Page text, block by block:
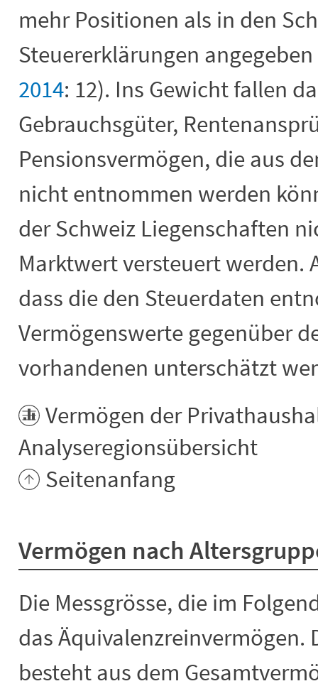
mehr Positionen als in den
Steuererklärungen
2014: 12). Ins Gewicht fallen
Gebrauchsgüter,
Pensionsvermögen, die aus
nicht entnommen werden
der Schweiz Liegenschaften
Marktwert versteuert werden.
dass die den Steuerdaten
Vermögenswerte gegenüber
vorhandenen unterschätzt
Vermögen der
Analyseregionsübersicht
Seitenanfang
Vermögen nach
Die Messgrösse, die im
das Äquivalenzreinvermögen.
besteht aus dem